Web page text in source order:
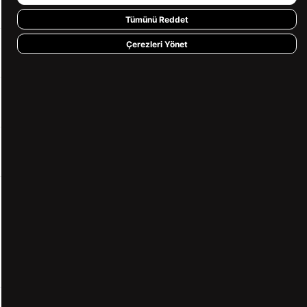
KATEGORİLER
YARDIM
Tümünü Reddet
Çerezleri Yönet